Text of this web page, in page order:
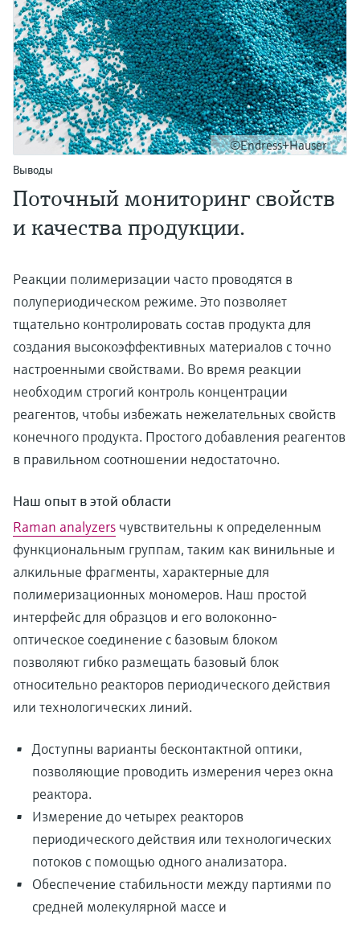
©Endress+Hauser
Выводы
Поточный мониторинг свойств
и качества продукции.
Реакции полимеризации часто проводятся в
полупериодическом режиме. Это позволяет
тщательно контролировать состав продукта для
создания высокоэффективных материалов с точно
настроенными свойствами. Во время реакции
необходим строгий контроль концентрации
реагентов, чтобы избежать нежелательных свойств
конечного продукта. Простого добавления реагентов
в правильном соотношении недостаточно.
Наш опыт в этой области
Raman analyzers чувствительны к определенным
функциональным группам, таким как винильные и
алкильные фрагменты, характерные для
полимеризационных мономеров. Наш простой
интерфейс для образцов и его волоконно-
оптическое соединение с базовым блоком
позволяют гибко размещать базовый блок
относительно реакторов периодического действия
или технологических линий.
Доступны варианты бесконтактной оптики,
позволяющие проводить измерения через окна
реактора.
Измерение до четырех реакторов
периодического действия или технологических
потоков с помощью одного анализатора.
Обеспечение стабильности между партиями по
средней молекулярной массе и